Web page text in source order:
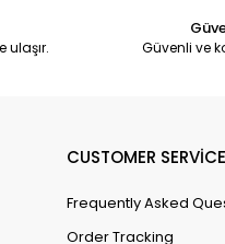
ulaşır. Güvenli ve
CUSTOMER SERVİCE
Frequently Asked
Order Tracking